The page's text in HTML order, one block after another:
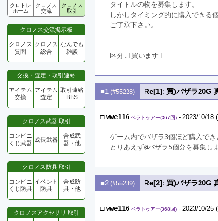
クロトレ
ホーム
クロノス
交流
クロノス
取引
クロノス交流掲示板
クロノス
質問
クロノス
総合
なんでも
雑談
交換・査定・取引連絡
アイテム
交換
アイテム
査定
取引連絡
BBS
クロノス武器 取引
コンビニ
くじ武器 成長武器
合成武
器・他
クロノス防具 取引
コンビニ
くじ防具
イベント
防具
合成防
具・他
クロノスアクセサリ 取引
タイトルの物を募集します。
しかしタイミング的に購入できる
ご了承下さい。
区分:[買います]
■1 (#55228) Re[1]: 買)バザラ20G
□wwe116 ベラトゥアー(367回) - 2023/10/18
ゲーム内でバザラ3個ほど購入でき
とりあえず@バザラ5個分を募集し
■2 (#55239) Re[2]: 買)バザラ20G
□wwe116 ベラトゥアー(368回) - 2023/10/25